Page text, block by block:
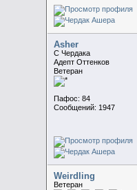
Asher
C Чердака
Адепт Оттенков
Ветеран
Пафос: 84
Сообщений: 1947
Weirdling
Ветеран